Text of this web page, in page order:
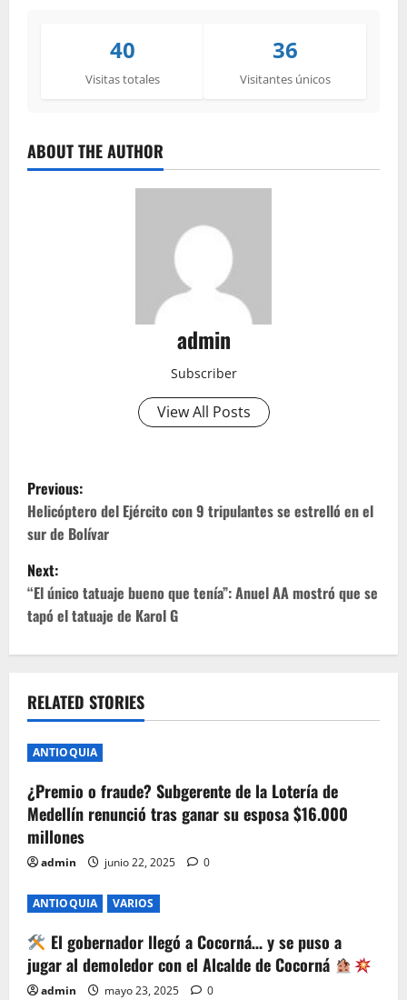
40
Visitas totales
36
Visitantes únicos
ABOUT THE AUTHOR
admin
Subscriber
View All Posts
P
o
s
t
n
v
i
g
a
t
i
o
n
Previous:
Helicóptero del Ejército con 9 tripulantes se estrelló en el
sur de Bolívar
Next:
“El único tatuaje bueno que tenía”: Anuel AA mostró que se
tapó el tatuaje de Karol G
RELATED STORIES
ANTIOQUIA
¿Premio o fraude? Subgerente de la Lotería de
Medellín renunció tras ganar su esposa $16.000
millones
admin junio 22, 2025 0
ANTIOQUIA VARIOS
El gobernador llegó a Cocorná… y se puso a
jugar al demoledor con el Alcalde de Cocorná
admin mayo 23, 2025 0